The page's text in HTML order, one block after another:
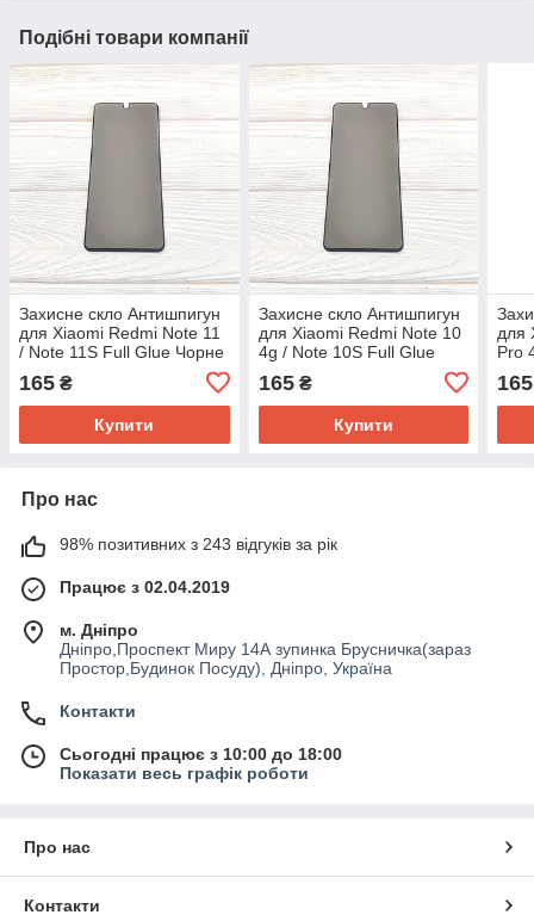
Подібні товари компанії
Захисне скло Антишпигун
для Xiaomi Redmi Note 11
/ Note 11S Full Glue Чорне
165 ₴
Купити
Захисне скло Антишпигун
для Xiaomi Redmi Note 10
4g / Note 10S Full Glue
165₴
Купити
для
Pro
165
Про нас
98% позитивних з 243 відгуків за рік
Працює з 02.04.2019
м. Дніпро
Дніпро,Проспект Миру 14А зупинка Брусничка(зараз
Простор,Будинок Посуду), Дніпро, Україна
Контакти
Сьогодні працює з 10:00 до 18:00
Показати весь графік роботи
Про нас
Контакти